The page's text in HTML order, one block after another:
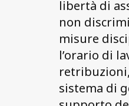
libertà di
non
misure
l’orario di
sistema di